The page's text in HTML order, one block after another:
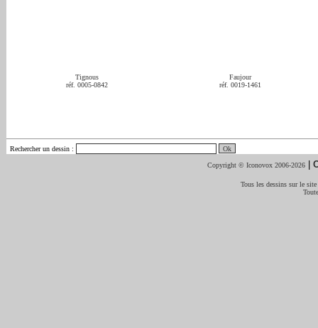
Tignous
réf. 0005-0842
Faujour
réf. 0019-1461
Rechercher un dessin :
Copyright © Iconovox 2006-2026 |
Tous les dessins sur le